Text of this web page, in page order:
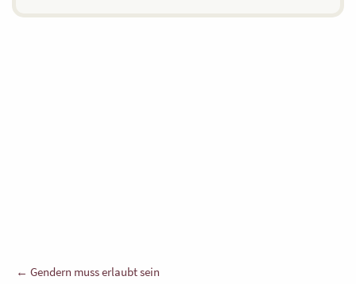
Beitragsnavigation
← Gendern muss erlaubt sein